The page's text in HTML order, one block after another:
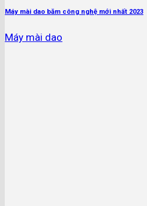
Máy mài dao băm công nghệ mới nhất 2023
Máy mài dao